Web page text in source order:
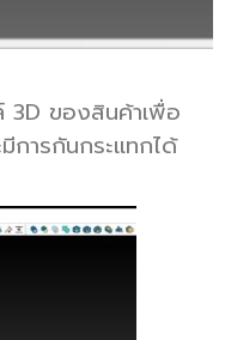
3D ของสินค้าเพื่อ
ารกันกระแทกได้